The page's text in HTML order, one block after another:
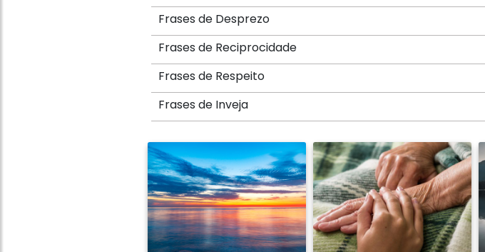
Frases de Desprezo
Frases de Reciprocidade
Frases de Respeito
Frases de Inveja